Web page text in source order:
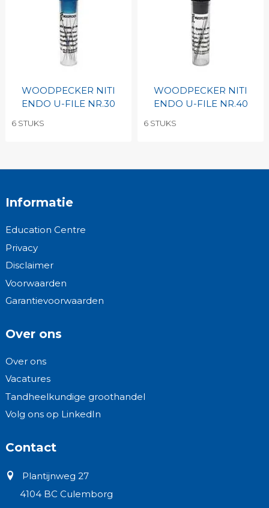
WOODPECKER NITI
ENDO U-FILE NR.30
6 STUKS
WOODPECKER NITI
ENDO U-FILE NR.40
6 STUKS
Informatie
Education Centre
Privacy
Disclaimer
Voorwaarden
Garantievoorwaarden
Over ons
Over ons
Vacatures
Tandheelkundige groothandel
Volg ons op LinkedIn
Contact
Plantijnweg 27
4104 BC Culemborg